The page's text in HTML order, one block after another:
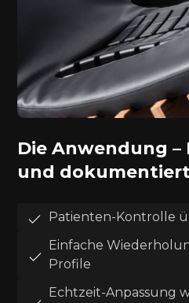
Die Anwendung –
und dokumentiert
Patienten-Kontrolle
Einfache
Profile
Echtzeit-Anpassung